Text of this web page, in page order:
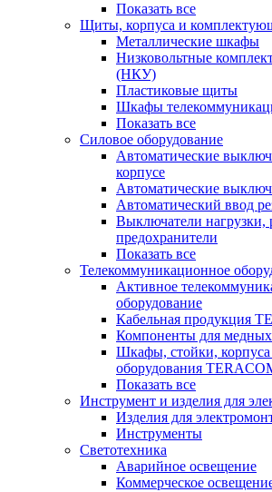
Показать все
Щиты, корпуса и
Металлические шкафы
Низковольтные
(НКУ)
Пластиковые щиты
Шкафы
Показать все
Силовое оборудование
Автоматические
корпусе
Автоматические
Автоматический ввод
Выключатели нагрузки,
предохранители
Показать все
Телекоммуникационное
Активное
оборудование
Кабельная продукция
Компоненты для
Шкафы, стойки, корпуса
оборудования
Показать все
Инструмент и изделия для
Изделия для
Инструменты
Светотехника
Аварийное освещение
Коммерческое